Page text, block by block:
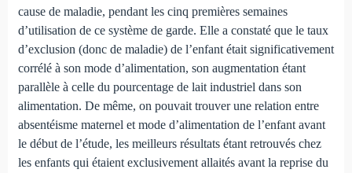
cause de maladie, pendant les cinq premières semaines
d’utilisation de ce système de garde. Elle a constaté que le taux
d’exclusion (donc de maladie) de l’enfant était significativement
corrélé à son mode d’alimentation, son augmentation étant
parallèle à celle du pourcentage de lait industriel dans son
alimentation. De même, on pouvait trouver une relation entre
absentéisme maternel et mode d’alimentation de l’enfant avant
le début de l’étude, les meilleurs résultats étant retrouvés chez
les enfants qui étaient exclusivement allaités avant la reprise du